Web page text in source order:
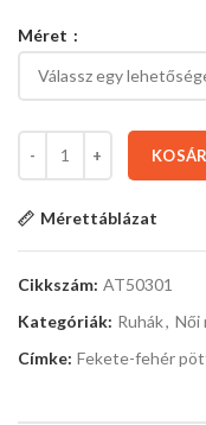
Méret
Mérettáblázat
Cikkszám: AT50301
Kategóriák: Ruhák, Női
Címke: Fekete-fehér